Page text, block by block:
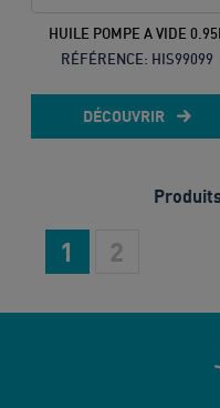
HUILE POMPE A VIDE
RÉFÉRENCE: HIS99099
DÉCOUVRIR
1 2